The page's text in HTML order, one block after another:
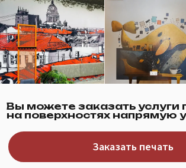
Заказать печать
Если остались еще вопросы,
мы обязательно на них ответим
через форму:
Номер телефона